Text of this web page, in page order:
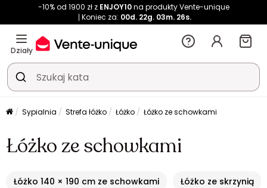
-10% od 1900 zł z ENJOY10na produkty Vente-unique
Koniec za: 00d. 22g. 03m. 26s.
Działy
Sypialnia Strefa łóżko Łóżko Łóżko ze schowkami
Łóżko ze schowkami
Łóżko 140 × 190 cm ze schowkami Łóżko ze skrzynią